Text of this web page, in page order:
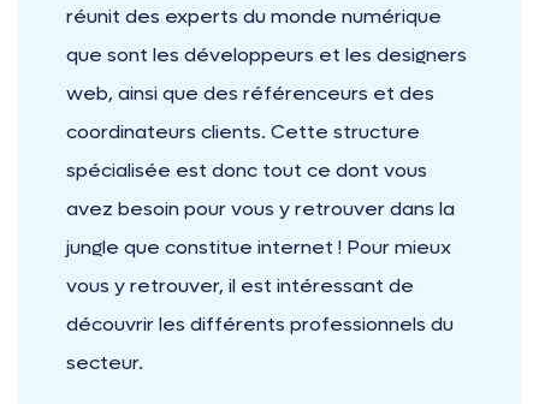
réunit des experts du monde numérique
que sont les développeurs et les designers
web, ainsi que des référenceurs et des
coordinateurs clients. Cette structure
spécialisée est donc tout ce dont vous
avez besoin pour vous y retrouver dans la
jungle que constitue internet ! Pour mieux
vous y retrouver, il est intéressant de
découvrir les différents professionnels du
secteur.